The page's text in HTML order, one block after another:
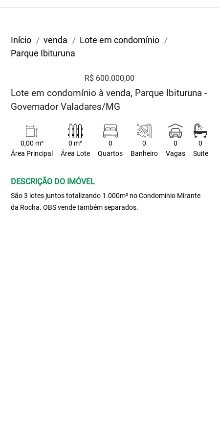
Início venda
Lote em condomínio
Parque Ibituruna
R$ 600.000,00
Lote em condomínio à venda, Parque Ibituruna -
Governador Valadares/MG
0,00 m²
Área Principal
0 m²
Área Lote
0
Quartos
0
Banheiro
0
Vagas
0
Suite
DESCRIÇÃO DO IMÓVEL
São 3 lotes juntos totalizando 1.000m² no Condomínio Mirante
da Rocha. OBS vende também separados.